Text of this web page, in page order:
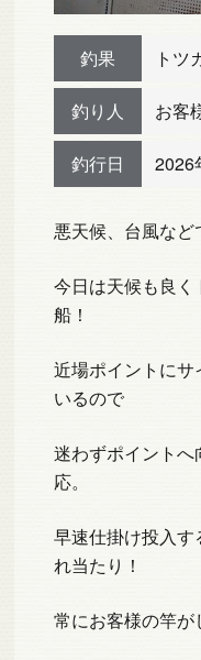
釣果 トツ
釣り人 お客
釣行日 2026
悪天候、台風な
今日は天候も良
船！
近場ポイントに
いるので
迷わずポイントへ
応。
早速仕掛け投入
れ当たり！
常にお客様の竿が